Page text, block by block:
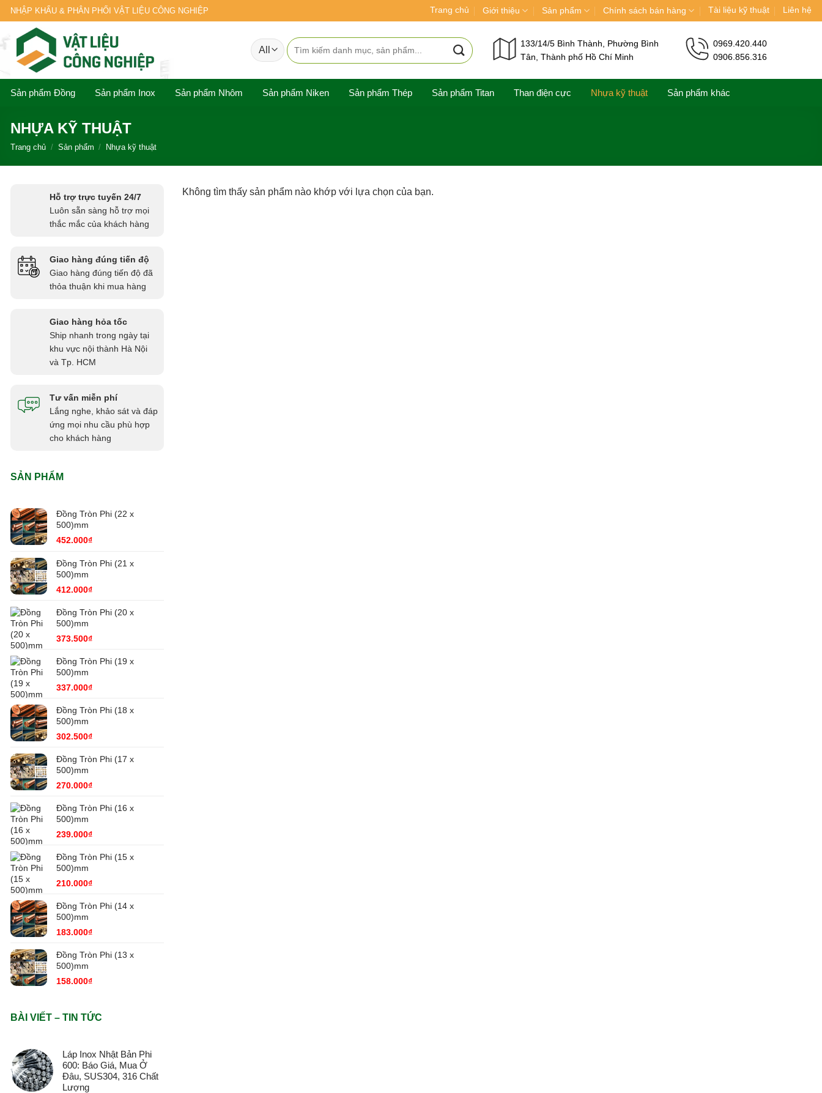
Skip
to
content
NHẬP KHẨU & PHÂN PHỐI VẬT LIỆU CÔNG NGHIỆP Trang chủ Giới thiệu Sản phẩm Chính sách bán hàng Tài liệu kỹ thuật Liên hệ
Tìm
kiếm:
133/14/5 Bình Thành, Phường Bình
Tân, Thành phố Hồ Chí Minh
0969.420.440
0906.856.316
Sản phẩm Đồng Sản phẩm Inox Sản phẩm Nhôm Sản phẩm Niken Sản phẩm Thép Sản phẩm Titan Than điện cực Nhựa kỹ thuật Sản phẩm khác
NHỰA KỸ THUẬT
Trang chủ / Sản phẩm / Nhựa kỹ thuật
Hỗ trợ trực tuyến 24/7
Luôn sẵn sàng hỗ trợ mọi
thắc mắc của khách hàng
Giao hàng đúng tiến độ
Giao hàng đúng tiến độ đã
thỏa thuận khi mua hàng
Giao hàng hỏa tốc
Ship nhanh trong ngày tại
khu vực nội thành Hà Nội
và Tp. HCM
Tư vấn miễn phí
Lắng nghe, khảo sát và đáp
ứng mọi nhu cầu phù hợp
cho khách hàng
SẢN PHẨM
Đồng Tròn Phi (22 x
500)mm
452.000₫
Đồng Tròn Phi (21 x
500)mm
412.000₫
Đồng Tròn Phi (20 x
500)mm
373.500₫
Đồng Tròn Phi (19 x
500)mm
337.000₫
Đồng Tròn Phi (18 x
500)mm
302.500₫
Đồng Tròn Phi (17 x
500)mm
270.000₫
Đồng Tròn Phi (16 x
500)mm
239.000₫
Đồng Tròn Phi (15 x
500)mm
210.000₫
Đồng Tròn Phi (14 x
500)mm
183.000₫
Đồng Tròn Phi (13 x
500)mm
158.000₫
BÀI VIẾT – TIN TỨC
Láp Inox Nhật Bản Phi
600: Báo Giá, Mua Ở
Đâu, SUS304, 316 Chất
Lượng
Không tìm thấy sản phẩm nào khớp với lựa chọn của bạn.